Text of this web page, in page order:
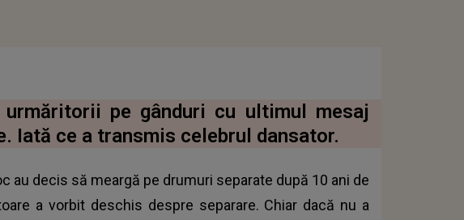
urmăritorii pe gânduri cu ultimul mesaj
Iată ce a transmis celebrul dansator.
au decis să meargă pe drumuri separate după 10 ani de
a vorbit deschis despre separare. Chiar dacă nu a